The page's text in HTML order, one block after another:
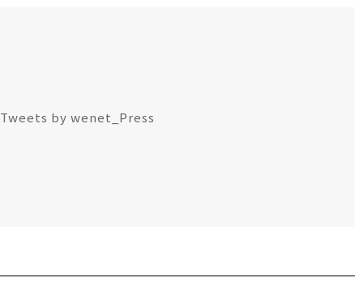
Tweets by wenet_Press